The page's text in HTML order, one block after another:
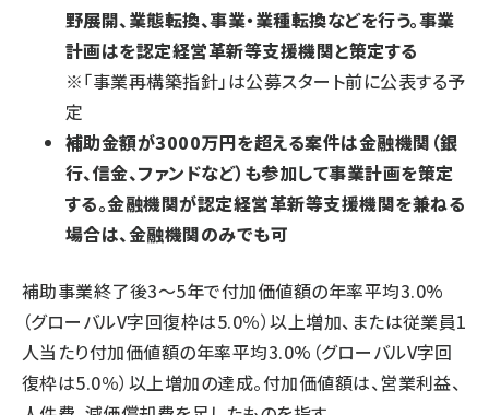
野展開、業態転換、事業・業種転換などを行う。事業
計画はを認定経営革新等支援機関と策定する
※「事業再構築指針」は公募スタート前に公表する予
定
補助金額が3000万円を超える案件は金融機関（銀
行、信金、ファンドなど）も参加して事業計画を策定
する。金融機関が認定経営革新等支援機関を兼ねる
場合は、金融機関のみでも可
補助事業終了後3～5年で付加価値額の年率平均3.0%
（グローバルV字回復枠は5.0％）以上増加、または従業員1
人当たり付加価値額の年率平均3.0%（グローバルV字回
復枠は5.0％）以上増加の達成。付加価値額は、営業利益、